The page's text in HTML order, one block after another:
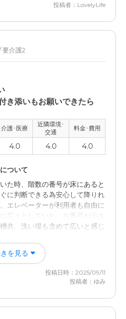
が率直な印象です 中も広く
投稿者：LovelyLife
要介護2
き添いもお願いできたら
介護･医療
近隣環境･
交通
料金･費用
4.0 4.0 4.0
ついて
た時、階数の番号が床にあると
に判断できる為安心して降りれ
エレベーターが利用者も自由に
広々としていた。お風呂が小さ
共、洗い場も含めて広いと感じ
を見る
投稿日時：2025/09/11
投稿者：ゆみ